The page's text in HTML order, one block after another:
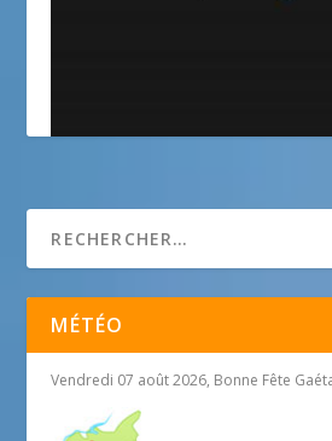
MÉTÉO
Vendredi 07 août 2026, Bonne Fête